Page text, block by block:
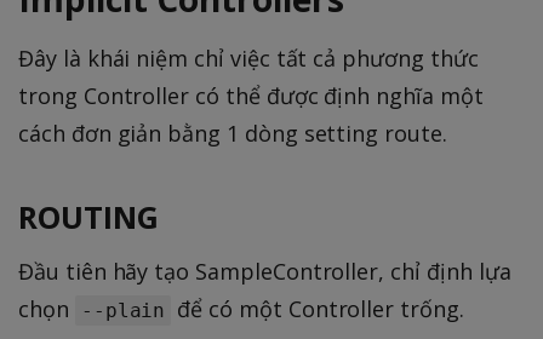
Đây là khái niệm chỉ việc tất cả phương thức
trong Controller có thể được định nghĩa một
cách đơn giản bằng 1 dòng setting route.
ROUTING
Đầu tiên hãy tạo SampleController, chỉ định lựa
chọn
--plain để có một Controller trống.